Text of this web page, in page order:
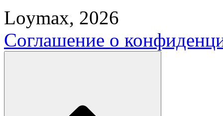
Loymax, 2026
Соглашение о